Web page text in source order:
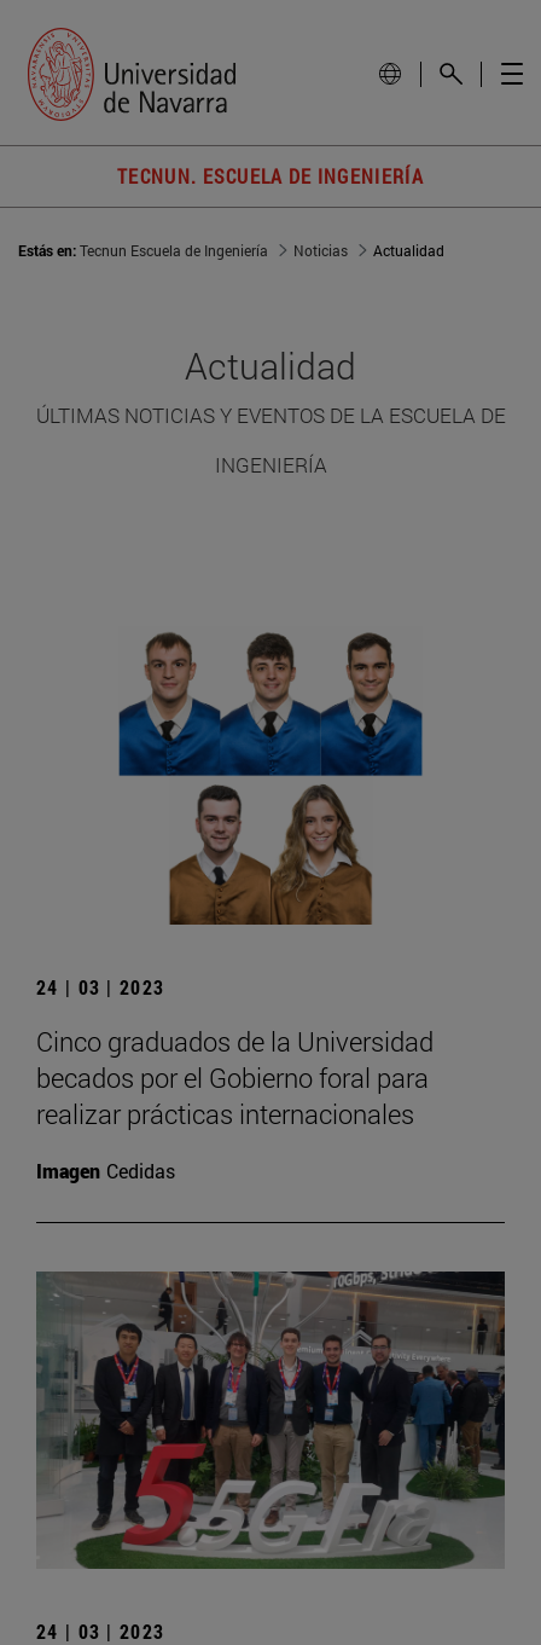
TECNUN. ESCUELA DE INGENIERÍA
Estás en:Tecnun Escuela de Ingeniería Noticias Actualidad
Actualidad
ÚLTIMAS NOTICIAS Y EVENTOS DE LA ESCUELA DE
INGENIERÍA
24 | 03 | 2023
Cinco graduados de la Universidad
becados por el Gobierno foral para
realizar prácticas internacionales
Imagen Cedidas
24 | 03 | 2023